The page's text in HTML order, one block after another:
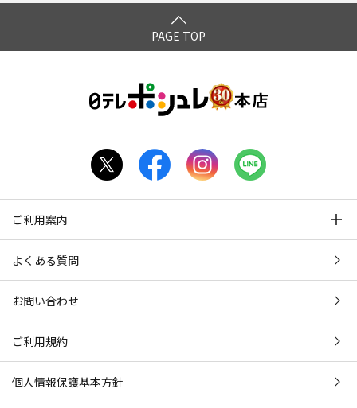
PAGE TOP
ご利用案内
よくある質問
お問い合わせ
ご利用規約
個人情報保護基本方針